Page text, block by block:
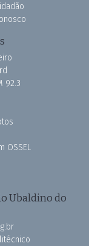
92.3
OSSEL
Ubaldino do